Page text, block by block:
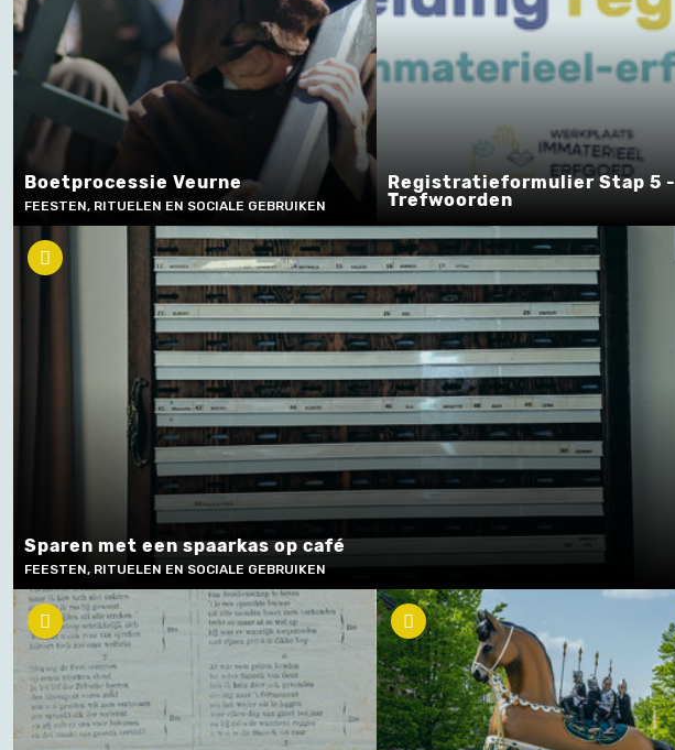
Boetprocessie Veurne
FEESTEN, RITUELEN EN SOCIALE GEBRUIKEN
Registratieformulier Stap 5 -
Trefwoorden
Sparen met een spaarkas op café
FEESTEN, RITUELEN EN SOCIALE GEBRUIKEN